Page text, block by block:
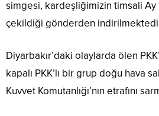
simgesi, kardeşliğimizin timsali Ay
çekildiği gönderden
Diyarbakır’daki olaylarda ölen
kapalı PKK’lı bir grup doğu hava
Kuvvet Komutanlığı’nın etrafını